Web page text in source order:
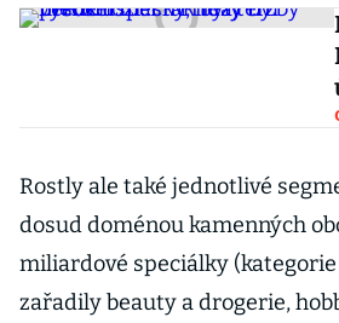
Rostly ale také jednotlivé
dosud doménou kamenných
miliardové speciálky (kategorie
zařadily beauty a drogerie,